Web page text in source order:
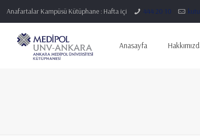
Anafartalar Kampüsü Kütüphane : Hafta içi 444 20 10
Anasayfa